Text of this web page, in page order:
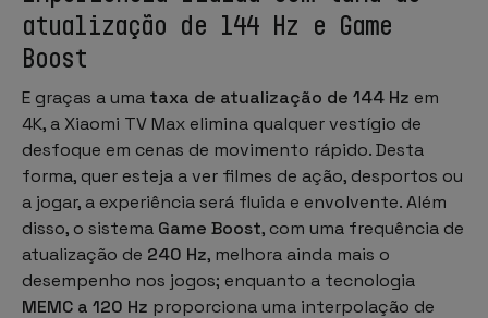
atualização de 144 Hz e Game
Boost
E graças a uma taxa de atualização de 144 Hz em
4K, a Xiaomi TV Max elimina qualquer vestígio de
desfoque em cenas de movimento rápido. Desta
forma, quer esteja a ver filmes de ação, desportos ou
a jogar, a experiência será fluida e envolvente. Além
disso, o sistema Game Boost, com uma frequência de
atualização de 240 Hz, melhora ainda mais o
desempenho nos jogos; enquanto a tecnologia
MEMC a 120 Hz proporciona uma interpolação de